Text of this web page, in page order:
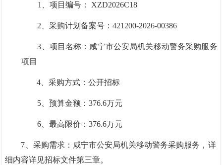
1、项目编号： XZD2026C18
2、采购计划备案号：421200-2026-00386
3、项目名称：咸宁市公安局机关移动警务采购服务
项目
4、采购方式：公开招标
5、预算金额：376.6万元
6、最高限价：376.6万元
7、采购需求：咸宁市公安局机关移动警务采购服务，详
细内容详见招标文件第三章。